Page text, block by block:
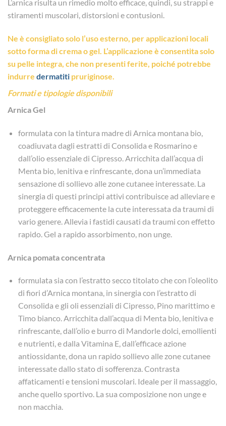
L’arnica risulta un rimedio molto efficace, quindi, su strappi e
stiramenti muscolari, distorsioni e contusioni.
Ne è consigliato solo l’uso esterno, per applicazioni locali
sotto forma di crema o gel. L’applicazione è consentita solo
su pelle integra, che non presenti ferite, poiché potrebbe
indurre dermatiti pruriginose.
Formati e tipologie disponibili
Arnica Gel
formulata con la tintura madre di Arnica montana bio,
coadiuvata dagli estratti di Consolida e Rosmarino e
dall’olio essenziale di Cipresso. Arricchita dall’acqua di
Menta bio, lenitiva e rinfrescante, dona un’immediata
sensazione di sollievo alle zone cutanee interessate. La
sinergia di questi principi attivi contribuisce ad alleviare e
proteggere efficacemente la cute interessata da traumi di
vario genere. Allevia i fastidi causati da traumi con effetto
rapido. Gel a rapido assorbimento, non unge.
Arnica pomata concentrata
formulata sia con l’estratto secco titolato che con l’oleolito
di fiori d’Arnica montana, in sinergia con l’estratto di
Consolida e gli oli essenziali di Cipresso, Pino marittimo e
Timo bianco. Arricchita dall’acqua di Menta bio, lenitiva e
rinfrescante, dall’olio e burro di Mandorle dolci, emollienti
e nutrienti, e dalla Vitamina E, dall’efficace azione
antiossidante, dona un rapido sollievo alle zone cutanee
interessate dallo stato di sofferenza. Contrasta
affaticamenti e tensioni muscolari. Ideale per il massaggio,
anche quello sportivo. La sua composizione non unge e
non macchia.